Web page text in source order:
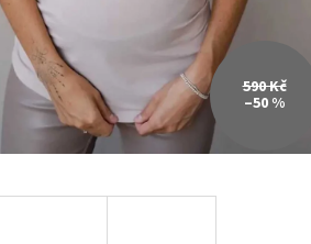
590 Kč
–50 %